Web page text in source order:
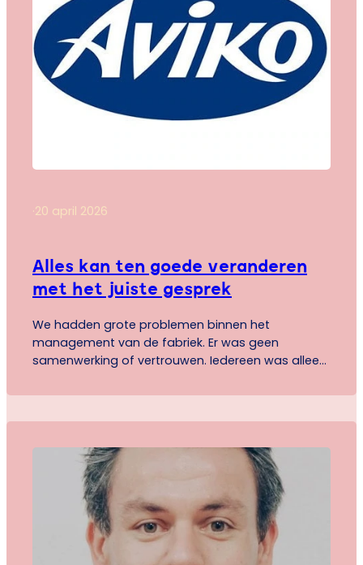
·20 april 2026
Alles kan ten goede veranderen
met het juiste gesprek
We hadden grote problemen binnen het
management van de fabriek. Er was geen
samenwerking of vertrouwen. Iedereen was alleen
plantmanager met PCM-ervaring was
anders. We begonnen zeer constructief samen te
werken. We begrepen…